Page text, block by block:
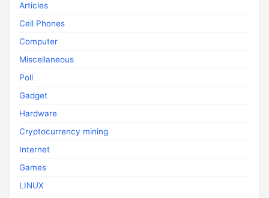
Articles
Cell Phones
Computer
Miscellaneous
Poll
Gadget
Hardware
Cryptocurrency mining
Internet
Games
LINUX